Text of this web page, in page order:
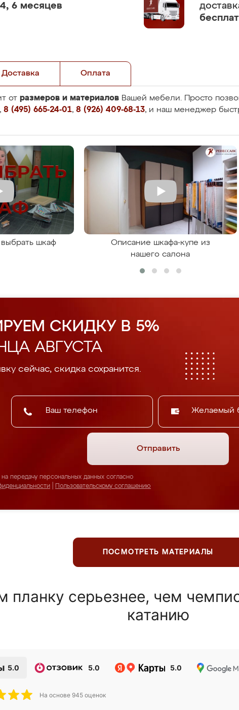
6 месяцев
Доставка Оплата
от размеров и материалов Вашей мебели. Просто
, 8 (495) 665-24-01, 8 (926) 409-68-13, и наш менеджер
шкаф
Описание шкафа-купе из
нашего салона
СКИДКУ В 5%
АВГУСТА
сейчас, скидка сохранится.
Желаемый
Отправить
передачу персональных данных согласно
Пользовательскому соглашению
ПОСМОТРЕТЬ МАТЕРИАЛЫ
планку серьезнее, чем
катанию
5.0 5.0 5.0
На основе 945 оценок